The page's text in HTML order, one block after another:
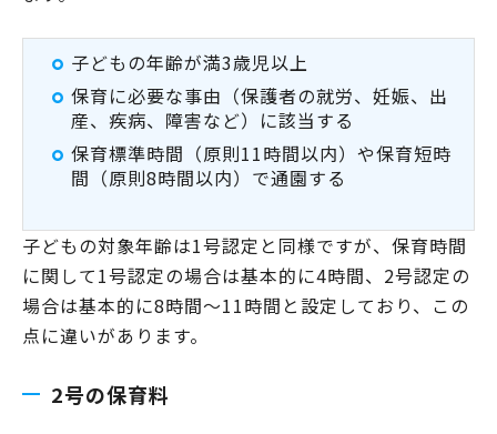
子どもの年齢が満3歳児以上
保育に必要な事由（保護者の就労、妊娠、出
産、疾病、障害など）に該当する
保育標準時間（原則11時間以内）や保育短時
間（原則8時間以内）で通園する
子どもの対象年齢は1号認定と同様ですが、保育時間
に関して1号認定の場合は基本的に4時間、2号認定の
場合は基本的に8時間～11時間と設定しており、この
点に違いがあります。
2号の保育料